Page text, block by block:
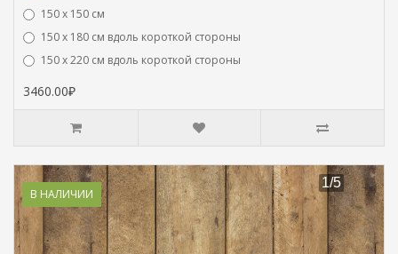
150 х 150 см
150 х 180 см вдоль короткой стороны
150 х 220 см вдоль короткой стороны
3460.00₽
В НАЛИЧИИ